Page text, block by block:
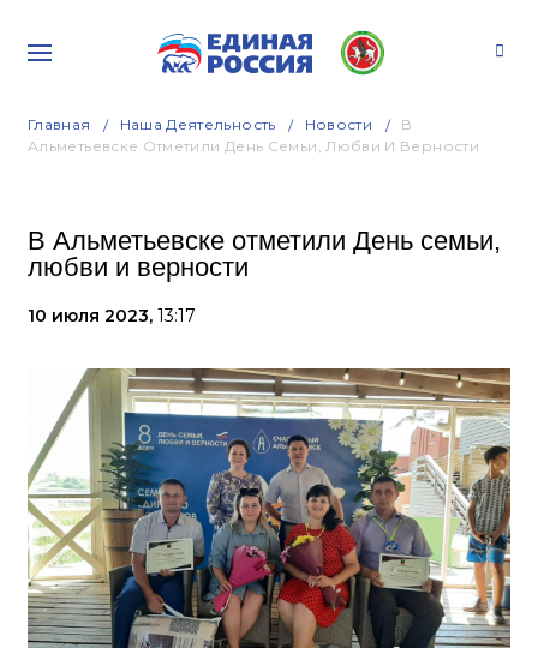
Главная Наша Деятельность Новости
В
Альметьевске Отметили День Семьи, Любви И Верности
В Альметьевске отметили День семьи,
любви и верности
10 июля 2023, 13:17